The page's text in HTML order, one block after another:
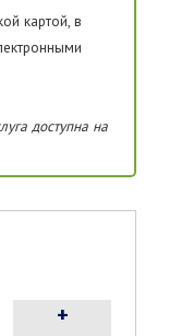
картой, в
доступна на
+